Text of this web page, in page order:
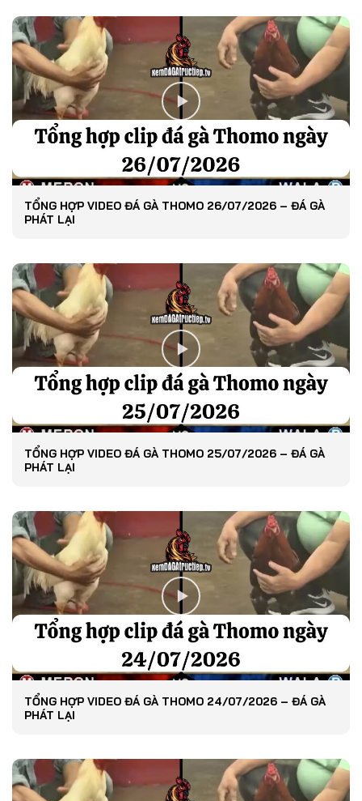
TỔNG HỢP VIDEO ĐÁ GÀ THOMO 26/07/2026 – ĐÁ GÀ
PHÁT LẠI
TỔNG HỢP VIDEO ĐÁ GÀ THOMO 25/07/2026 – ĐÁ GÀ
PHÁT LẠI
TỔNG HỢP VIDEO ĐÁ GÀ THOMO 24/07/2026 – ĐÁ GÀ
PHÁT LẠI